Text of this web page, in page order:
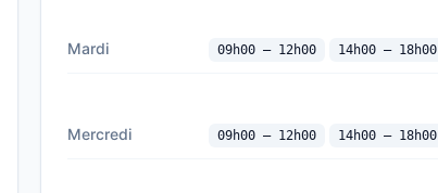
Mardi 09h00 — 12h00 14h00 — 18h00
Mercredi 09h00 — 12h00 14h00 — 18h00